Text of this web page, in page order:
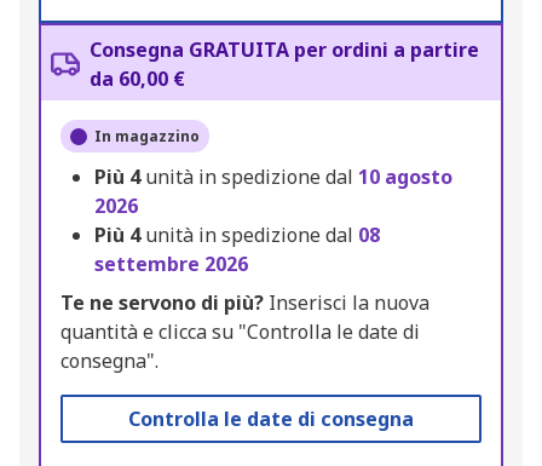
Consegna GRATUITA per ordini a partire
da 60,00 €
In magazzino
Più 4unità in spedizione dal 10 agosto
2026
Più 4unità in spedizione dal 08
settembre 2026
Te ne servono di più? Inserisci la nuova
quantità e clicca su "Controlla le date di
consegna".
Controlla le date di consegna